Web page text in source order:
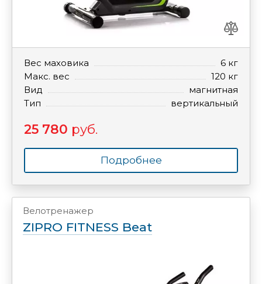
Вес маховика
6 кг
Макс. вес
120 кг
Вид
магнитная
Тип
вертикальный
25 780 руб.
Подробнее
Велотренажер
ZIPRO FITNESS Beat